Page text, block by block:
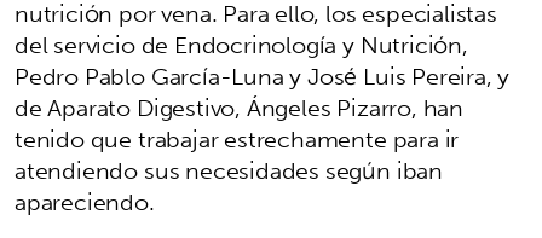
nutrición por vena. Para ello, los especialistas
del servicio de Endocrinología y Nutrición,
Pedro Pablo García-Luna y José Luis Pereira, y
de Aparato Digestivo, Ángeles Pizarro, han
tenido que trabajar estrechamente para ir
atendiendo sus necesidades según iban
apareciendo.